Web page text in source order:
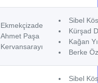
Ekmekçizade
Ahmet Paşa
Kervansarayı
Sibel
Kürşad
Kağan
Berke
Sibel